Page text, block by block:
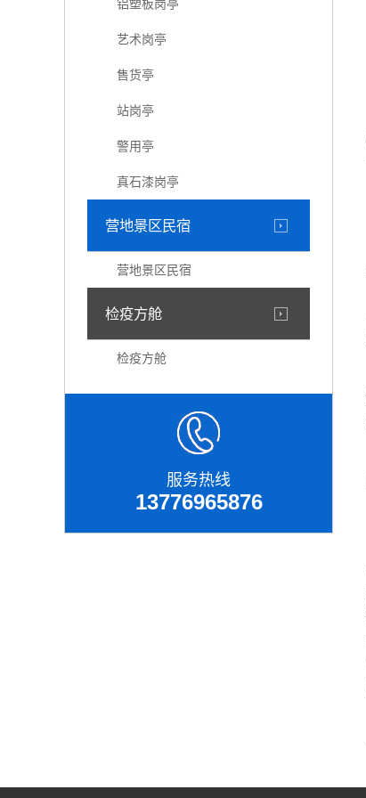
铝塑板岗亭
艺术岗亭
售货亭
站岗亭
警用亭
真石漆岗亭
营地景区民宿
营地景区民宿
检疫方舱
检疫方舱
服务热线
13776965876